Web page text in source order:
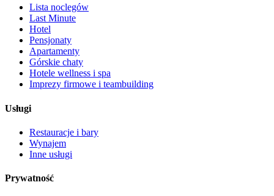
Lista noclegów
Last Minute
Hotel
Pensjonaty
Apartamenty
Górskie chaty
Hotele wellness i spa
Imprezy firmowe i teambuilding
Usługi
Restauracje i bary
Wynajem
Inne usługi
Prywatność